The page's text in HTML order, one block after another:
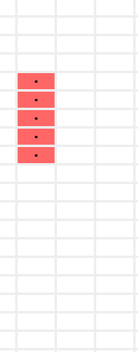
•
•
•
•
•